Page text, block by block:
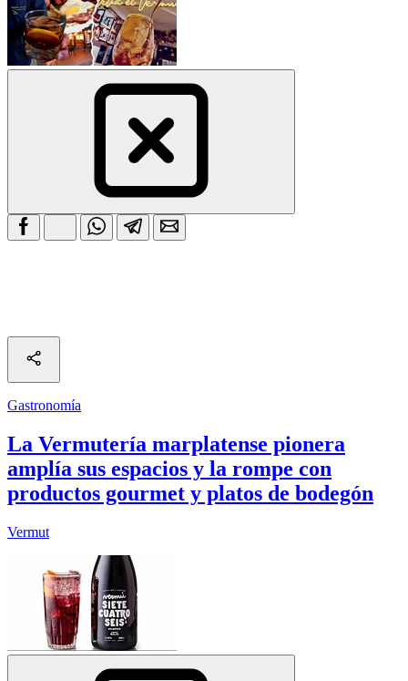
Gastronomía
La Vermutería marplatense pionera
amplía sus espacios y la rompe con
productos gourmet y platos de bodegón
Vermut